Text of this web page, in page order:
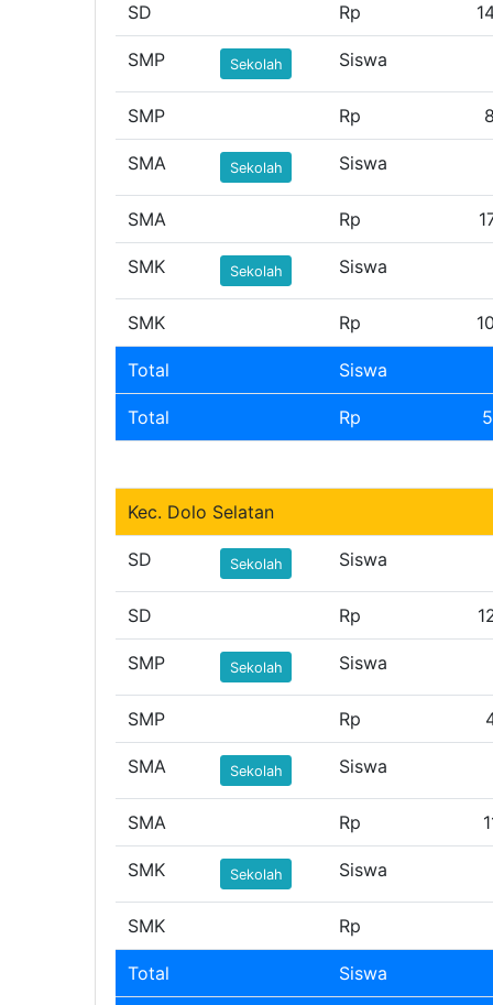
SD Rp
SMP Sekolah Siswa
SMP Rp
SMA Sekolah Siswa
SMA Rp
SMK Sekolah Siswa
SMK Rp
Total Siswa
Total Rp
Kec. Dolo Selatan
SD Sekolah Siswa
SD Rp
SMP Sekolah Siswa
SMP Rp
SMA Sekolah Siswa
SMA Rp
SMK Sekolah Siswa
SMK Rp
Total Siswa